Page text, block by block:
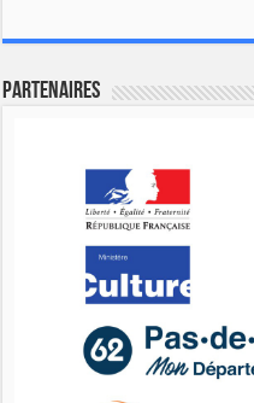
Partenaires